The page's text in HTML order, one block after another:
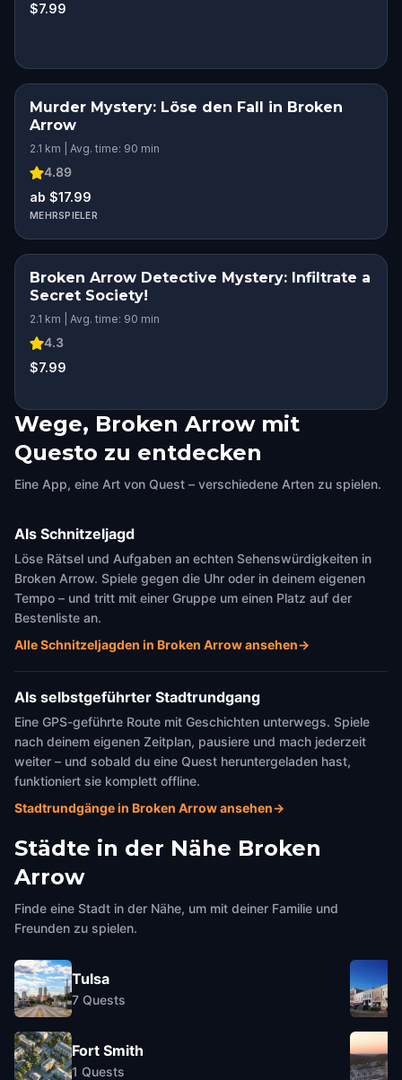
$7.99
Murder Mystery: Löse den Fall in Broken
Arrow
2.1 km | Avg. time: 90 min
4.89
ab $17.99
MEHRSPIELER
Broken Arrow Detective Mystery: Infiltrate a
Secret Society!
2.1 km | Avg. time: 90 min
4.3
$7.99
Wege, Broken Arrow mit
Questo zu entdecken
Eine App, eine Art von Quest – verschiedene Arten zu spielen.
Als Schnitzeljagd
Löse Rätsel und Aufgaben an echten Sehenswürdigkeiten in
Broken Arrow. Spiele gegen die Uhr oder in deinem eigenen
Tempo – und tritt mit einer Gruppe um einen Platz auf der
Bestenliste an.
Alle Schnitzeljagden in Broken Arrow ansehen→
Als selbstgeführter Stadtrundgang
Eine GPS-geführte Route mit Geschichten unterwegs. Spiele
nach deinem eigenen Zeitplan, pausiere und mach jederzeit
weiter – und sobald du eine Quest heruntergeladen hast,
funktioniert sie komplett offline.
Stadtrundgänge in Broken Arrow ansehen→
Städte in der Nähe Broken
Arrow
Finde eine Stadt in der Nähe, um mit deiner Familie und
Freunden zu spielen.
Tulsa
7 Quests
Fort Smith
1 Quests